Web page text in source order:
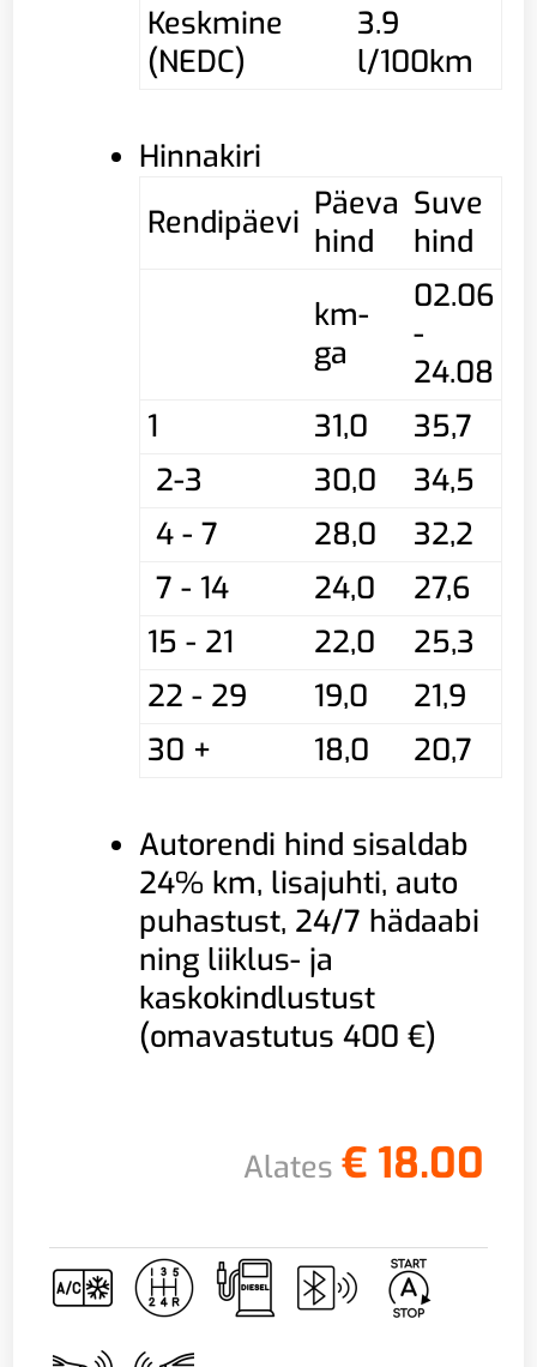
Keskmine
(NEDC)
3.9
l/100km
Hinnakiri
Rendipäevi Päeva
hind
Suve
hind
km-
ga
02.06
-
24.08
1
31,0
35,7
2-3
30,0
34,5
4 - 7
28,0
32,2
7 - 14
24,0
27,6
15 - 21
22,0
25,3
22 - 29
19,0
21,9
30 +
18,0 20,7
Autorendi hind sisaldab
24% km, lisajuhti, auto
puhastust, 24/7 hädaabi
ning liiklus- ja
kaskokindlustust
(omavastutus 400 €)
Alates € 18.00